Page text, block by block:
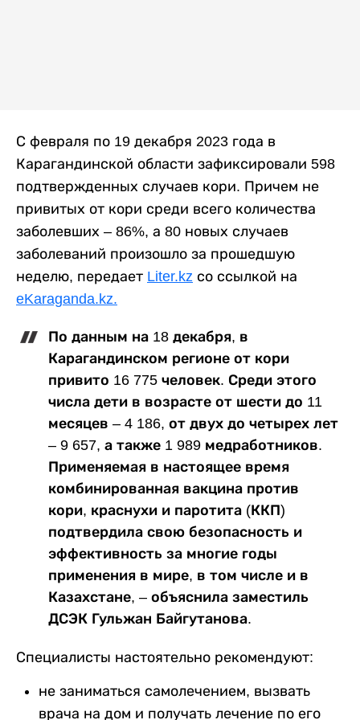
С февраля по 19 декабря 2023 года в
Карагандинской области зафиксировали 598
подтвержденных случаев кори. Причем не
привитых от кори среди всего количества
заболевших – 86%, а 80 новых случаев
заболеваний произошло за прошедшую
неделю, передает Liter.kz со ссылкой на
eKaraganda.kz.
По данным на 18 декабря, в
Карагандинском регионе от кори
привито 16 775 человек. Среди этого
числа дети в возрасте от шести до 11
месяцев – 4 186, от двух до четырех лет
– 9 657, а также 1 989 медработников.
Применяемая в настоящее время
комбинированная вакцина против
кори, краснухи и паротита (ККП)
подтвердила свою безопасность и
эффективность за многие годы
применения в мире, в том числе и в
Казахстане, – объяснила заместиль
ДСЭК Гульжан Байгутанова.
Специалисты настоятельно рекомендуют:
не заниматься самолечением, вызвать
врача на дом и получать лечение по его